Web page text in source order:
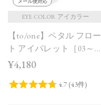
EYE COLOR アイカラー
【to/one】ペタル フロー
ト アイパレット［03～
05］
¥4,180